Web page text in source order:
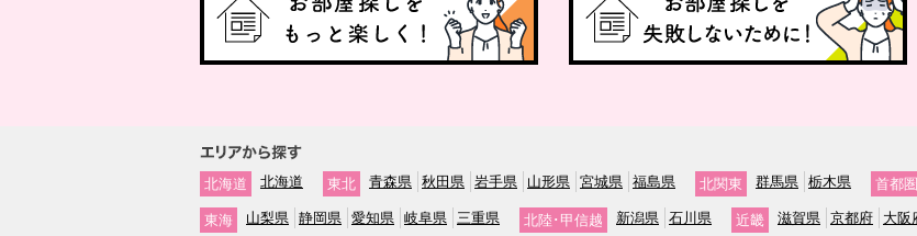
北海道 北海道 東北 青森県 秋田県 岩手県 山形県 宮城県 福島県 北関東 群馬県 栃木県 首都圏
東海 山梨県 静岡県 愛知県 岐阜県 三重県 北陸･甲信越 新潟県 石川県 近畿 滋賀県 京都府 大阪